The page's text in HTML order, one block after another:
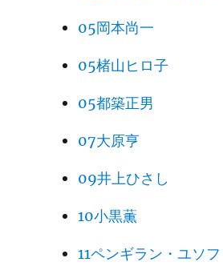
05岡本尚一
05楮山ヒロ子
05都築正男
07大原亨
09井上ひさし
10小黒薫
11ペンギラン・ユソフ